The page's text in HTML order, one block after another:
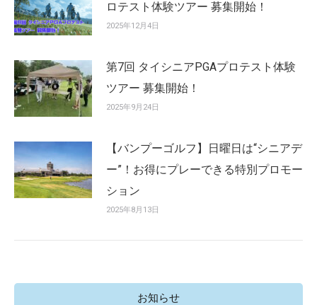
ロテスト体験ツアー 募集開始！
2025年12月4日
第7回 タイシニアPGAプロテスト体験
ツアー 募集開始！
2025年9月24日
【バンプーゴルフ】日曜日は“シニアデ
ー”！お得にプレーできる特別プロモー
ション
2025年8月13日
お知らせ